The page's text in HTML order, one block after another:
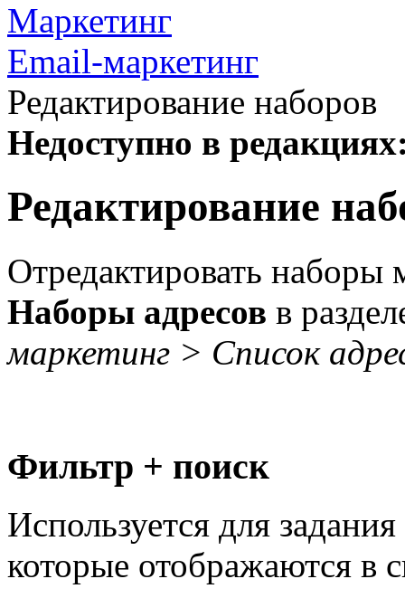
Маркетинг
Email-маркетинг
Редактирование наборов
Недоступно в
Редактирование
Отредактировать
Наборы адресов в
маркетинг > Список
Фильтр + поиск
Используется для
которые отображаются в